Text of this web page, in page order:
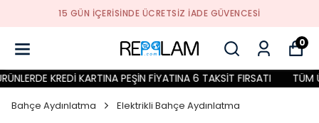
15 GÜN İÇERİSİNDE ÜCRETSİZ İADE GÜVENCESİ
0
KREDİ KARTINA PEŞİN FİYATINA 6 TAKSİT FIRSATI TÜM
Bahçe Aydınlatma Elektrikli Bahçe Aydınlatma